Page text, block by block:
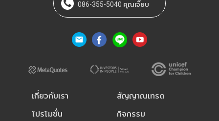
086-355-5040 คุณเจี๊ยบ
เกี่ยวกับเรา
โปรโมชั่น
สัญญาณเทรด
กิจกรรม